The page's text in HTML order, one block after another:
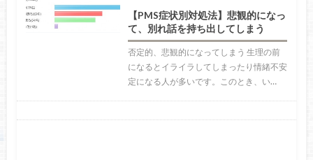
【PMS症状別対処法】悲観的になっ
て、別れ話を持ち出してしまう
否定的、悲観的になってしまう 生理の前
になるとイライラしてしまったり情緒不安
定になる人が多いです。このとき、い…